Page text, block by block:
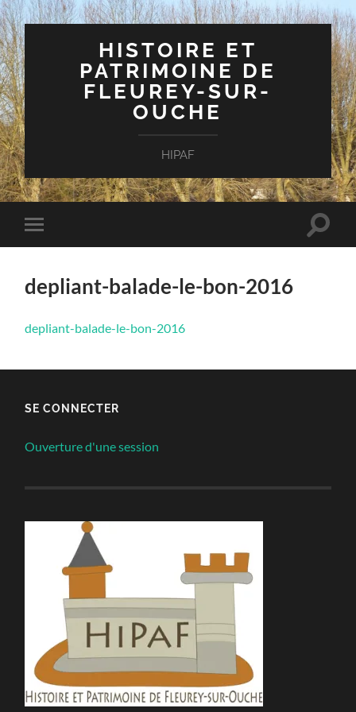
HISTOIRE ET
PATRIMOINE DE
FLEUREY-SUR-
OUCHE
HIPAF
Toggle
mobile
Toggle
depliant-balade-le-bon-2016
depliant-balade-le-bon-2016
SE CONNECTER
Ouverture d'une session